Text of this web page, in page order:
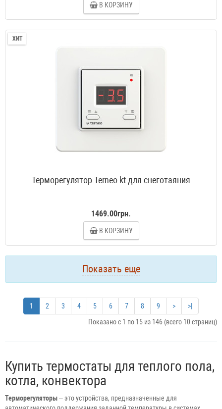
В КОРЗИНУ
ХИТ
Терморегулятор Terneo kt для снеготаяния
1469.00грн.
В КОРЗИНУ
Показать еще
1 2 3 4 5 6 7 8 9 >
>|
Показано с 1 по 15 из 146 (всего 10 страниц)
Купить термостаты для теплого пола,
котла, конвектора
Терморегуляторы– это устройства, предназначенные для